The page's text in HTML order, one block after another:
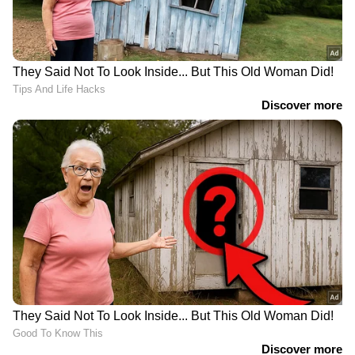
വല വലിക്കുന്നതിനിടെ
വള്ളം മറിഞ്ഞു;
കായംകുളം കായലിൽ
വീണ് മത്സ്യത്തൊഴിലാളി
മരിച്ചു
അസം സ്വദേശിയിൽനിന്ന്
മീൻ വാങ്ങാൻ വൻ തിരക്ക്,
സംശയം; മാന്നാറിൽ മീൻ
കച്ചവടത്തിന്റെ മറവിൽ
വിൽപ്പന; പിടികൂടി
LATEST VIDEOS